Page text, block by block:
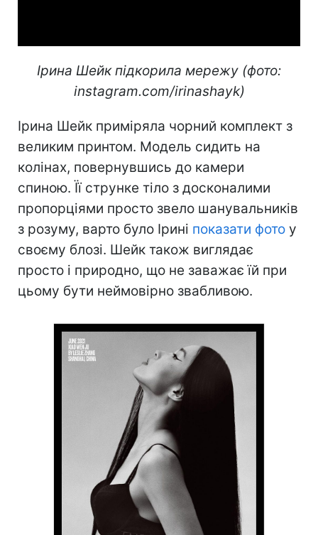
Ірина Шейк підкорила мережу (фото:
instagram.com/irinashayk)
Ірина Шейк приміряла чорний комплект з
великим принтом. Модель сидить на
колінах, повернувшись до камери
спиною. Її струнке тіло з досконалими
пропорціями просто звело шанувальників
з розуму, варто було Ірині показати фото у
своєму блозі. Шейк також виглядає
просто і природно, що не заважає їй при
цьому бути неймовірно звабливою.